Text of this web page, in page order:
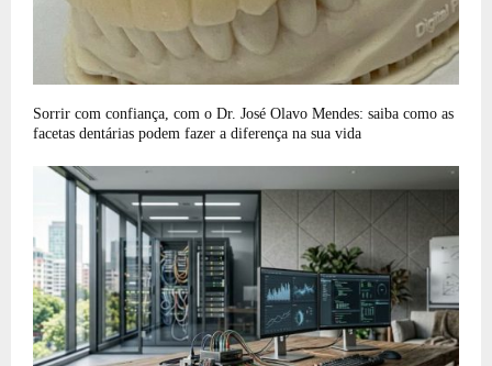
Sorrir com confiança, com o Dr. José Olavo Mendes: saiba como as
facetas dentárias podem fazer a diferença na sua vida